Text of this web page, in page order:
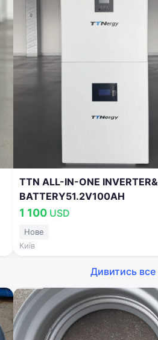
TTN ALL-IN-ONE INVERTER&
BATTERY51.2V100AH
1 100 USD
Нове
Київ
Дивитись все